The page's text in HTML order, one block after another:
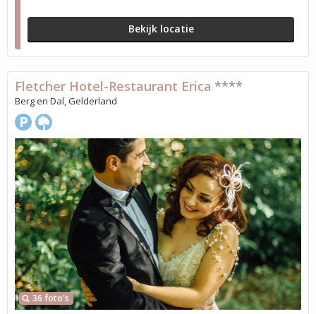
Bekijk locatie
36 foto's
Fletcher Hotel-Restaurant Erica ****
Berg en Dal, Gelderland